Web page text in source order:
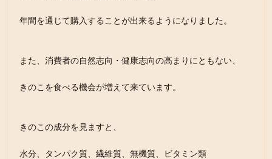
年間を通じて購入することが出来るようになりました。
また、消費者の自然志向・健康志向の高まりにともない、
きのこを食べる機会が増えて来ています。
きのこの成分を見ますと、
水分、タンパク質、繊維質、無機質、ビタミン類